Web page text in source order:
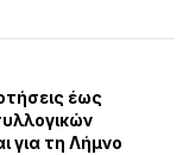
έως
για τη Λήμνο